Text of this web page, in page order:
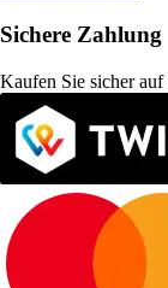
Sichere Zahlung
Kaufen Sie sicher auf